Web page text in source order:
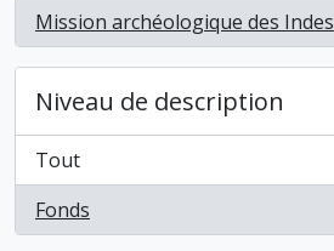
Mission archéologique des Indes
, 1 résultats
Niveau de description
Tout
Fonds
, 1 résultats